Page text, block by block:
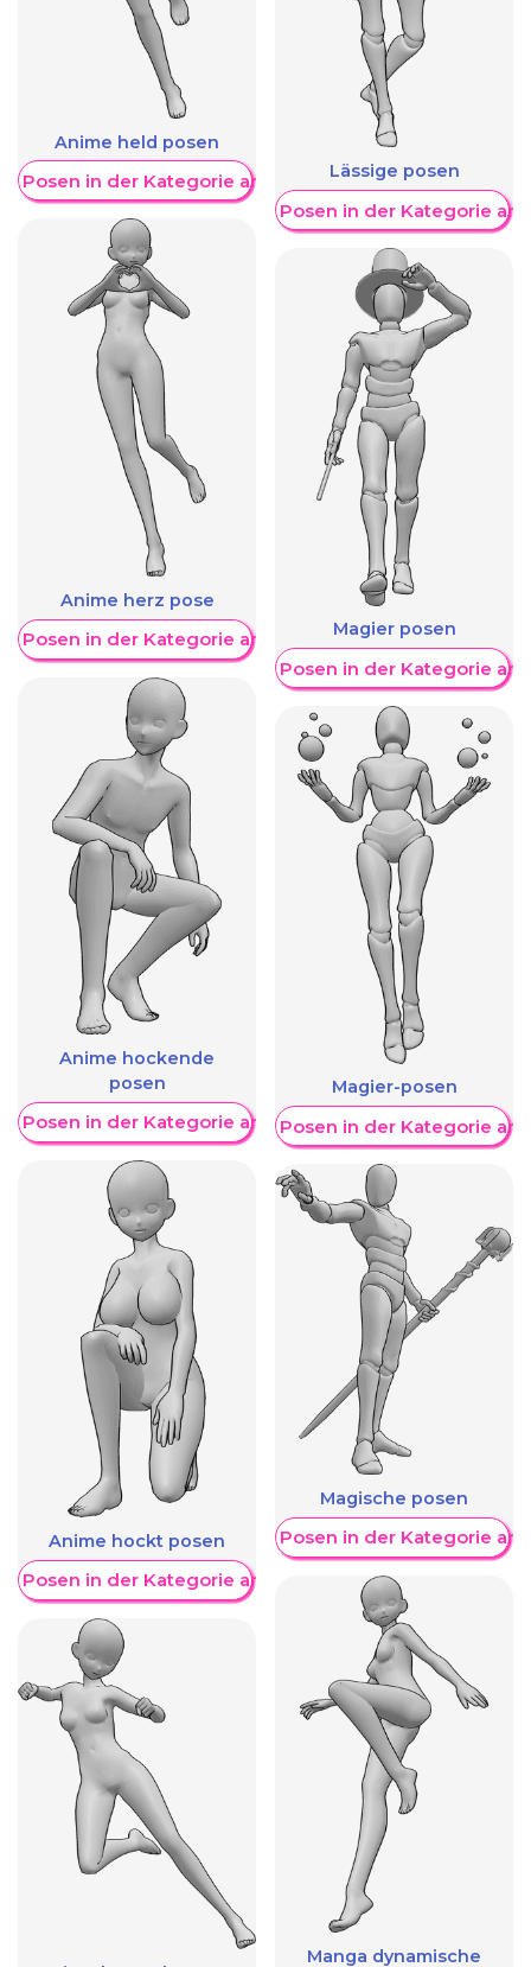
Anime held posen
Posen in der Kategorie anzeigen
Anime herz pose
Posen in der Kategorie anzeigen
Anime hockende
posen
Posen in der Kategorie anzeigen
Anime hockt posen
Posen in der Kategorie anzeigen
Lässige posen
Weitere Posen in der Kategorie
Magier posen
Weitere Posen in der Kategorie
Magier-posen
Weitere Posen in der Kategorie
Magische posen
Weitere Posen in der Kategorie
Manga dynamische